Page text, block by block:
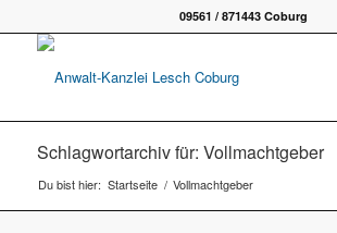
09561 / 871443 Coburg
Schlagwortarchiv für: Vollmachtgeber
Du bist hier: Startseite / Vollmachtgeber